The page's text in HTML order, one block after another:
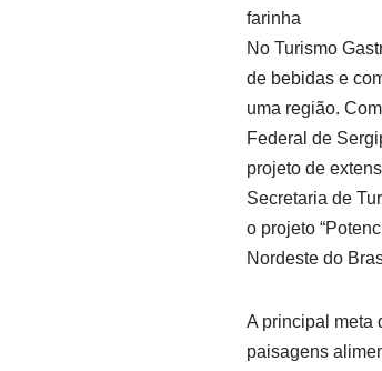
farinha
No Turismo
de bebidas e
uma região.
Federal de
projeto de
Secretaria de
o projeto
Nordeste do
A principal meta
paisagens